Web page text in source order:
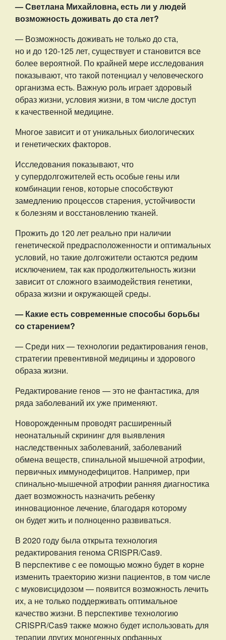
— Светлана Михайловна, есть ли у людей
возможность доживать до ста лет?
— Возможность доживать не только до ста,
но и до 120-125 лет, существует и становится все
более вероятной. По крайней мере исследования
показывают, что такой потенциал у человеческого
организма есть. Важную роль играет здоровый
образ жизни, условия жизни, в том числе доступ
к качественной медицине.
Многое зависит и от уникальных биологических
и генетических факторов.
Исследования показывают, что
у супердолгожителей есть особые гены или
комбинации генов, которые способствуют
замедлению процессов старения, устойчивости
к болезням и восстановлению тканей.
Прожить до 120 лет реально при наличии
генетической предрасположенности и оптимальных
условий, но такие долгожители остаются редким
исключением, так как продолжительность жизни
зависит от сложного взаимодействия генетики,
образа жизни и окружающей среды.
— Какие есть современные способы борьбы
со старением?
— Среди них — технологии редактирования генов,
стратегии превентивной медицины и здорового
образа жизни.
Редактирование генов — это не фантастика, для
ряда заболеваний их уже применяют.
Новорожденным проводят расширенный
неонатальный скрининг для выявления
наследственных заболеваний, заболеваний
обмена веществ, спинальной мышечной атрофии,
первичных иммунодефицитов. Например, при
спинально-мышечной атрофии ранняя диагностика
дает возможность назначить ребенку
инновационное лечение, благодаря которому
он будет жить и полноценно развиваться.
В 2020 году была открыта технология
редактирования генома CRISPR/Cas9.
В перспективе с ее помощью можно будет в корне
изменить траекторию жизни пациентов, в том числе
с муковисцидозом — появится возможность лечить
их, а не только поддерживать оптимальное
качество жизни. В перспективе технологию
CRISPR/Cas9 также можно будет использовать для
терапии других моногенных орфанных